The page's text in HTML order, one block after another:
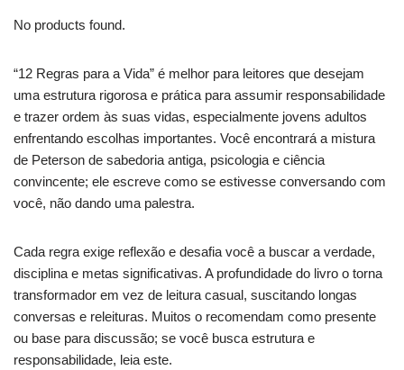
No products found.
“12 Regras para a Vida” é melhor para leitores que desejam
uma estrutura rigorosa e prática para assumir responsabilidade
e trazer ordem às suas vidas, especialmente jovens adultos
enfrentando escolhas importantes. Você encontrará a mistura
de Peterson de sabedoria antiga, psicologia e ciência
convincente; ele escreve como se estivesse conversando com
você, não dando uma palestra.
Cada regra exige reflexão e desafia você a buscar a verdade,
disciplina e metas significativas. A profundidade do livro o torna
transformador em vez de leitura casual, suscitando longas
conversas e releituras. Muitos o recomendam como presente
ou base para discussão; se você busca estrutura e
responsabilidade, leia este.